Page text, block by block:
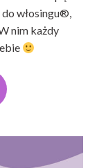
włosingu®,
nim każdy